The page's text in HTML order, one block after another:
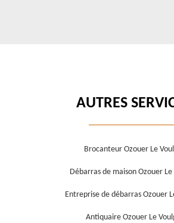
AUTRES
Brocanteur Ozouer Le
Débarras de maison Ozouer Le
Entreprise de débarras Ozouer
Antiquaire Ozouer Le